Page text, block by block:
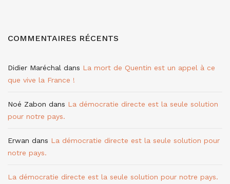
COMMENTAIRES RÉCENTS
Didier Maréchal dans La mort de Quentin est un appel à ce
que vive la France !
Noé Zabon dans La démocratie directe est la seule solution
pour notre pays.
Erwan dans La démocratie directe est la seule solution pour
notre pays.
La démocratie directe est la seule solution pour notre pays.